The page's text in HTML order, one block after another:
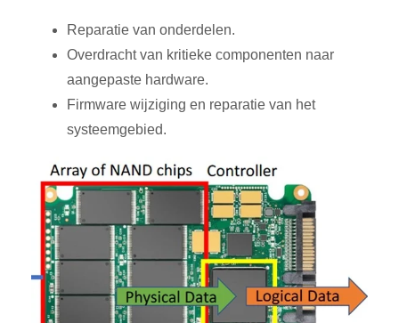
Reparatie van onderdelen.
Overdracht van kritieke componenten naar
aangepaste hardware.
Firmware wijziging en reparatie van het
systeemgebied.